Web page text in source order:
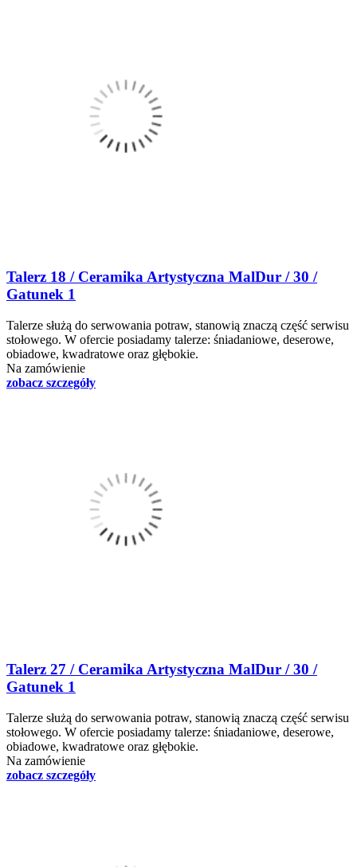
Talerz 18 / Ceramika Artystyczna MalDur / 30 /
Gatunek 1
Talerze służą do serwowania potraw, stanowią znaczą część serwisu
stołowego. W ofercie posiadamy talerze: śniadaniowe, deserowe,
obiadowe, kwadratowe oraz głębokie.
Na zamówienie
zobacz szczegóły
Talerz 27 / Ceramika Artystyczna MalDur / 30 /
Gatunek 1
Talerze służą do serwowania potraw, stanowią znaczą część serwisu
stołowego. W ofercie posiadamy talerze: śniadaniowe, deserowe,
obiadowe, kwadratowe oraz głębokie.
Na zamówienie
zobacz szczegóły